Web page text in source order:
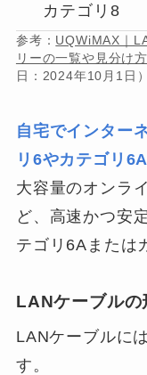
カテゴリ8
参考： UQWiMAX｜
リーの一覧や見分け
日：2024年10月1日）
自宅でインター
リ6やカテゴリ
大容量のオンラ
ど、高速かつ安
テゴリ6Aまたは
LANケーブルの
LANケーブルに
す。